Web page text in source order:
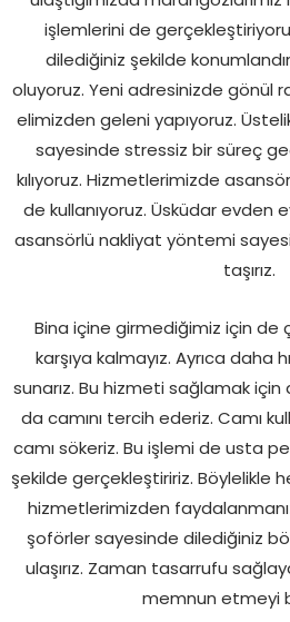
işlemlerini de
dilediğiniz şekilde
oluyoruz. Yeni adresinizde gönül
elimizden geleni yapıyoruz.
sayesinde stressiz bir süreç
kılıyoruz. Hizmetlerimizde
de kullanıyoruz. Üsküdar evden
asansörlü nakliyat yöntemi
taşırız.
Bina içine girmediğimiz için de
karşıya kalmayız. Ayrıca daha
sunarız. Bu hizmeti sağlamak
da camını tercih ederiz. Camı
camı sökeriz. Bu işlemi de usta
şekilde gerçekleştiririz. Böylelikle
hizmetlerimizden
şoförler sayesinde dilediğiniz
ulaşırız. Zaman tasarrufu
memnun etmeyi